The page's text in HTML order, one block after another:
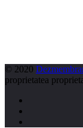
© 2020
proprietatea